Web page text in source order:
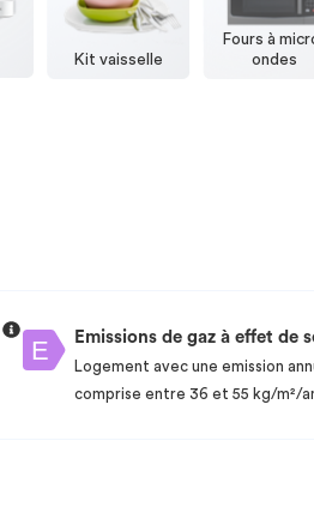
Kit vaisselle
Fours à
ondes
Emissions de gaz à effet de
Logement avec une emission
comprise entre 36 et 55 kg/m²/